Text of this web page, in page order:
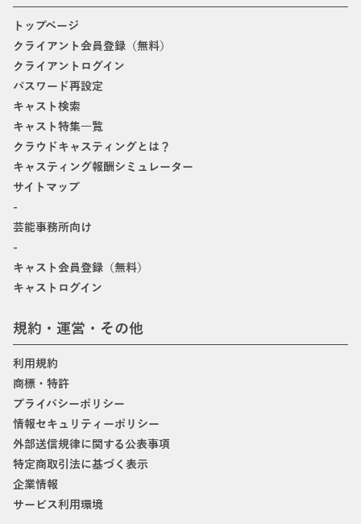
トップページ
クライアント会員登録（無料）
クライアントログイン
パスワード再設定
キャスト検索
キャスト特集一覧
クラウドキャスティングとは？
キャスティング報酬シミュレーター
サイトマップ
-
芸能事務所向け
-
キャスト会員登録（無料）
キャストログイン
規約・運営・その他
利用規約
商標・特許
プライバシーポリシー
情報セキュリティーポリシー
外部送信規律に関する公表事項
特定商取引法に基づく表示
企業情報
サービス利用環境